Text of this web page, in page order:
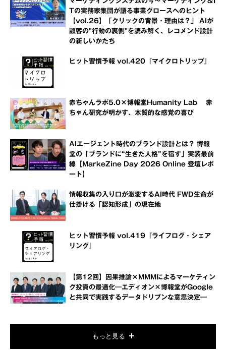
Tの実務家集団が語る事業グロースへのヒント
【vol.26】「クリックの背景・理由は？」 AIが
顧客の"行動の裏側"を読み解く、レコメンド設計
の新しいかたち
ヒット習慣予報 vol.420『マイクロトリップ』
赤ちゃんラボ5.0×博報堂Humanity Lab 赤
ちゃん研究が明かす、本質的な感覚の喜び
AIエージェント時代のブランド設計とは？ 博報
堂の「ブランドに“生きた人格”を宿す」実装最前
線【MarkeZine Day 2026 Online 登壇レポ
ート】
情報収集の入り口が激変するAI時代 FWD生命が
仕掛ける「認知形成」の現在地
ヒット習慣予報 vol.419『ライフログ・シェア
リング』
【第12回】因果推論×MMMによるマーケティン
グ投資の最適化―エディオン×博報堂がGoogle
と共同で実践するデータドリブンな意思決定―
もっと見る